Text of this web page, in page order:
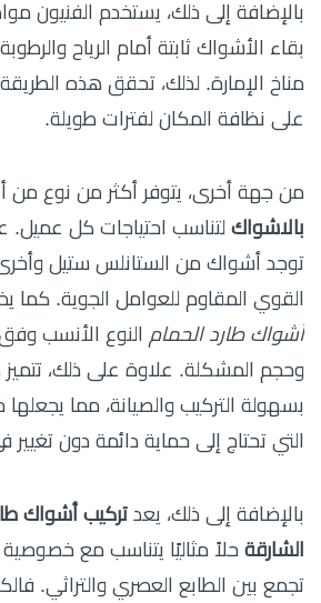
بالإضافة إلى ذلك، يستخدم الفنيون
بقاء الأشواك ثابتة أمام الرياح والرطوبة
مناخ الإمارة. لذلك، تحقق هذه
على نظافة المكان لفترات طويلة.
من جهة أخرى، يتوفر أكثر من نوع من
بالاشواك لتناسب احتياجات كل عميل.
توجد أشواك من الستانلس ستيل
القوي المقاوم للعوامل الجوية. كما
أشواك طارد الحمام النوع الأنسب
وحجم المشكلة. علاوة على ذلك،
بسهولة التركيب والصيانة، مما يجعلها
التي تحتاج إلى حماية دائمة دون
بالإضافة إلى ذلك، يعد تركيب أشواك
الشارقة حلاً مثاليًا يتناسب مع خصوصية
تجمع بين الطابع العصري والتراثي.